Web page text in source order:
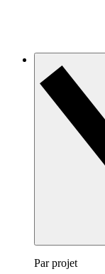
Par projet